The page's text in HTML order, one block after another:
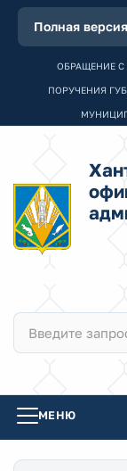
Полная версия
ОБРАЩЕНИЕ
ПОРУЧЕНИЯ
МЕНЮ